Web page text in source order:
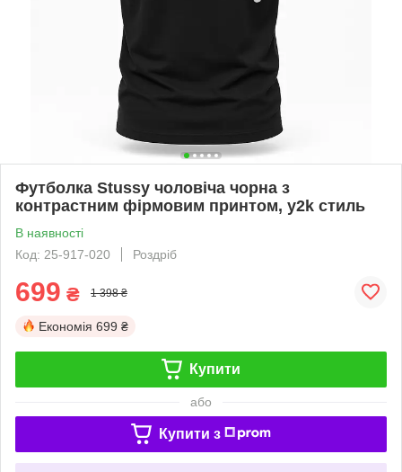
Футболка Stussy чоловіча чорна з
контрастним фірмовим принтом, y2k стиль
В наявності
Код: 25-917-020
Роздріб
699 ₴ 1 398 ₴
Економія 699 ₴
Купити
або
Купити з